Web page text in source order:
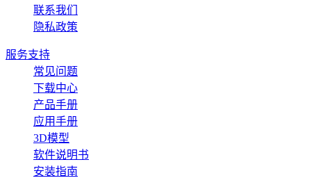
联系我们
隐私政策
服务支持
常见问题
下载中心
产品手册
应用手册
3D模型
软件说明书
安装指南